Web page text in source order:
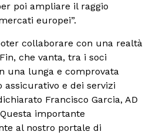
poi ampliare il raggio
europei”.
collaborare con una realtà
che vanta, tra i soci
una lunga e comprovata
assicurativo e dei servizi
Francisco Garcia, AD
importante
al nostro portale di